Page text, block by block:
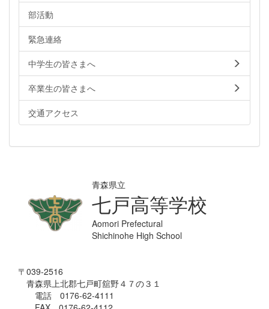
部活動
緊急連絡
中学生の皆さまへ
卒業生の皆さまへ
交通アクセス
青森県立
七戸高等学校
Aomori Prefectural
Shichinohe High School
〒039-2516
青森県上北郡七戸町舘野４７の３１
電話 0176-62-4111